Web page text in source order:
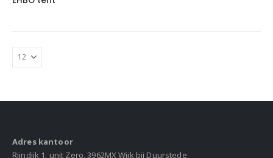
Adres kantoor
Rijndijk 1, unit Zero, 3962MX Wijk bij Duurstede